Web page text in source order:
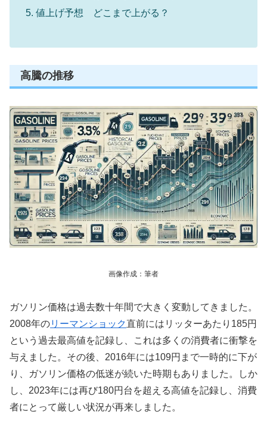
値上げ予想 どこまで上がる？
高騰の推移
画像作成：筆者
ガソリン価格は過去数十年間で大きく変動してきました。
2008年のリーマンショック直前にはリッターあたり185円
という過去最高値を記録し、これは多くの消費者に衝撃を
与えました。その後、2016年には109円まで一時的に下が
り、ガソリン価格の低迷が続いた時期もありました。しか
し、2023年には再び180円台を超える高値を記録し、消費
者にとって厳しい状況が再来しました。